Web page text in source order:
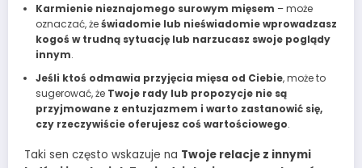
Karmienie nieznajomego surowym mięsem – może
oznaczać, żeświadomie lub nieświadomie wprowadzasz
kogoś w trudną sytuację lub narzucasz swoje poglądy
innym.
Jeśli ktoś odmawia przyjęcia mięsa od Ciebie, może to
sugerować, że Twoje rady lub propozycje nie są
przyjmowane z entuzjazmem i warto zastanowić się,
czy rzeczywiście oferujesz coś wartościowego.
Taki sen często wskazuje na Twoje relacje z innymi